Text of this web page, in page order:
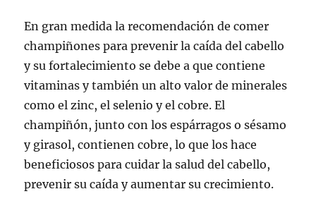
En gran medida la recomendación de comer
champiñones para prevenir la caída del cabello
y su fortalecimiento se debe a que contiene
vitaminas y también un alto valor de minerales
como el zinc, el selenio y el cobre. El
champiñón, junto con los espárragos o sésamo
y girasol, contienen cobre, lo que los hace
beneficiosos para cuidar la salud del cabello,
prevenir su caída y aumentar su crecimiento.